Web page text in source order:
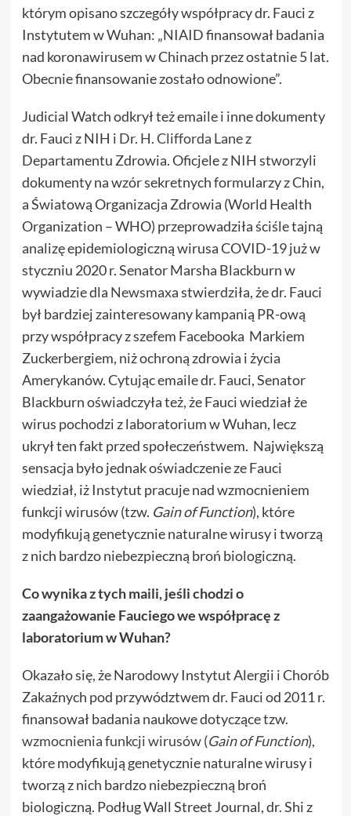
którym opisano szczegóły współpracy dr. Fauci z
Instytutem w Wuhan: „NIAID finansował badania
nad koronawirusem w Chinach przez ostatnie 5 lat.
Obecnie finansowanie zostało odnowione”.
Judicial Watch odkrył też emaile i inne dokumenty
dr. Fauci z NIH i Dr. H. Clifforda Lanez
Departamentu Zdrowia. Oficjele z NIH stworzyli
dokumenty na wzór sekretnych formularzy z Chin,
a Światową Organizacja Zdrowia (World Health
Organization – WHO) przeprowadziła ściśle tajną
analizę epidemiologiczną wirusa COVID-19 już w
styczniu 2020 r. Senator Marsha Blackburn w
wywiadzie dla Newsmaxa stwierdziła, że dr. Fauci
był bardziej zainteresowany kampanią PR-ową
przy współpracy z szefem Facebooka Markiem
Zuckerbergiem, niż ochroną zdrowia i życia
Amerykanów. Cytując emaile dr. Fauci, Senator
Blackburn oświadczyła też, że Fauci wiedział że
wirus pochodzi z laboratorium w Wuhan, lecz
ukrył ten fakt przed społeczeństwem. Największą
sensacja było jednak oświadczenie ze Fauci
wiedział, iż Instytut pracuje nad wzmocnieniem
funkcji wirusów (tzw. Gain of Function), które
modyfikują genetycznie naturalne wirusy i tworzą
z nich bardzo niebezpieczną broń biologiczną.
Co wynika z tych maili, jeśli chodzi o
zaangażowanie Fauciego we współpracę z
laboratorium w Wuhan?
Okazało się, że Narodowy Instytut Alergii i Chorób
Zakaźnych pod przywództwem dr. Fauci od 2011 r.
finansował badania naukowe dotyczące tzw.
wzmocnienia funkcji wirusów (Gain of Function),
które modyfikują genetycznie naturalne wirusy i
tworzą z nich bardzo niebezpieczną broń
biologiczną. Podług Wall Street Journal, dr. Shi z